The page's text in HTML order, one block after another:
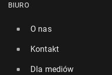
BIURO
O nas
Kontakt
Dla mediów